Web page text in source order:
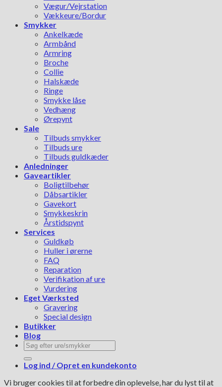
Vægur/Vejrstation
Vækkeure/Bordur
Smykker
Ankelkæde
Armbånd
Armring
Broche
Collie
Halskæde
Ringe
Smykke låse
Vedhæng
Ørepynt
Sale
Tilbuds smykker
Tilbuds ure
Tilbuds guldkæder
Anledninger
Gaveartikler
Boligtilbehør
Dåbsartikler
Gavekort
Smykkeskrin
Årstidspynt
Services
Guldkøb
Huller i ørerne
FAQ
Reparation
Verifikation af ure
Vurdering
Eget Værksted
Gravering
Special design
Butikker
Blog
Søg
efter:
Log ind / Opret en kundekonto
Vi bruger cookies til at forbedre din oplevelse, har du lyst til at